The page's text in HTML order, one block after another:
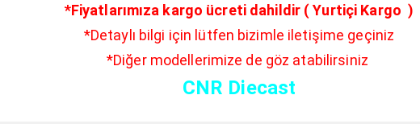
*Fiyatlarımıza kargo ücreti dahildir ( Yurtiçi Kargo )
*Detaylı bilgi için lütfen bizimle iletişime geçiniz
*Diğer modellerimize de göz atabilirsiniz
CNR Diecast